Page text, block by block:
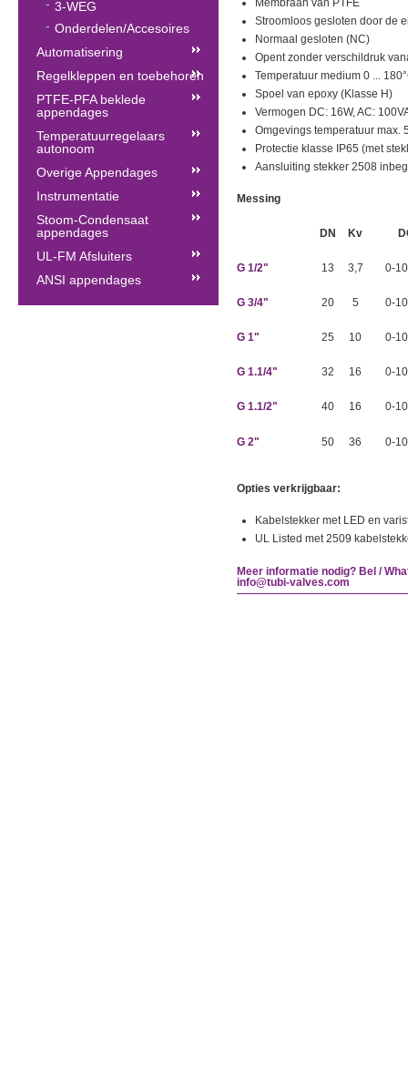
Membraan van PTFE
Stroomloos gesloten door de
Normaal gesloten (NC)
Opent zonder verschildruk
Temperatuur medium 0 ...
Spoel van epoxy (Klasse H)
Vermogen DC: 16W, AC:
Omgevings temperatuur max.
Protectie klasse IP65 (met
Aansluiting stekker 2508
Messing
DN Kv
G 1/2" 13 3,7 0-
G 3/4" 20 5 0-
G 1" 25 10 0-
G 1.1/4" 32 16 0-
G 1.1/2" 40 16 0-
G 2" 50 36 0-
Opties verkrijgbaar:
Kabelstekker met LED en
UL Listed met 2509
Meer informatie nodig? Bel /
info@tubi-valves.com
3-WEG
Onderdelen/Accesoires
Automatisering
Regelkleppen en toebehoren
PTFE-PFA beklede
appendages
Temperatuurregelaars
autonoom
Overige Appendages
Instrumentatie
Stoom-Condensaat
appendages
UL-FM Afsluiters
ANSI appendages